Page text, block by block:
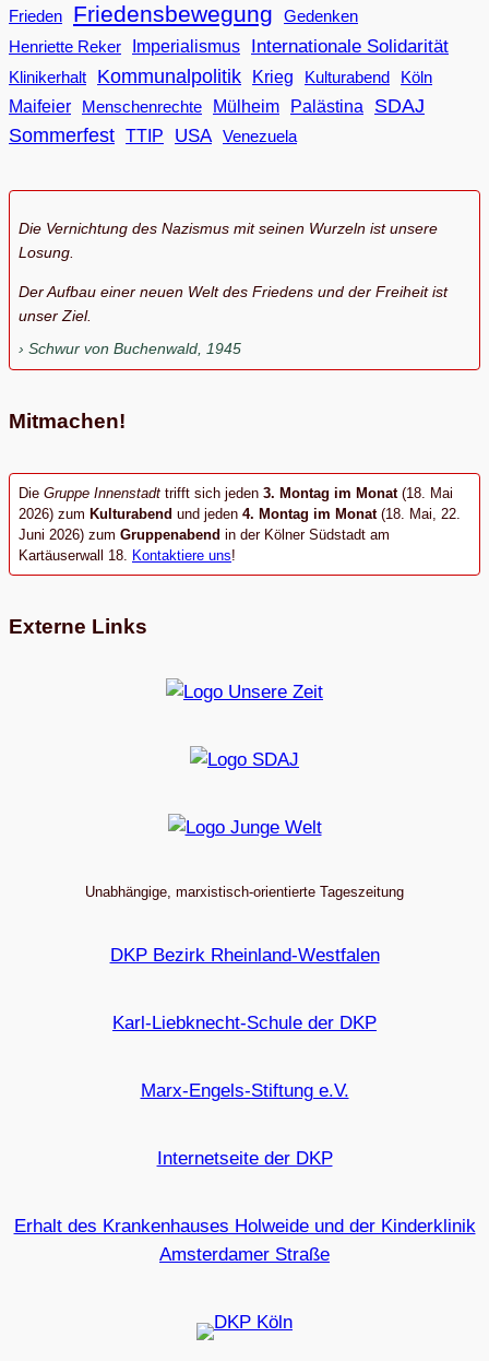
Frieden
Friedensbewegung
Gedenken
Henriette Reker
Imperialismus Internationale Solidarität
Klinikerhalt Kommunalpolitik Krieg Kulturabend
Köln
Maifeier
Menschenrechte Mülheim Palästina
SDAJ
Sommerfest TTIP USA Venezuela
Die Vernichtung des Nazismus mit seinen Wurzeln ist unsere
Losung.
Der Aufbau einer neuen Welt des Friedens und der Freiheit ist
unser Ziel.
Schwur von Buchenwald, 1945
Mitmachen!
Die Gruppe Innenstadt trifft sich jeden 3. Montag im Monat (18. Mai
2026) zum Kulturabend und jeden 4. Montag im Monat(18. Mai, 22.
Juni 2026) zum Gruppenabend in der Kölner Südstadt am
Kartäuserwall 18. Kontaktiere uns!
Externe Links
Unabhängige, marxistisch-orientierte Tageszeitung
DKP Bezirk Rheinland-Westfalen
Karl-Liebknecht-Schule der DKP
Marx-Engels-Stiftung e.V.
Internetseite der DKP
Erhalt des Krankenhauses Holweide und der Kinderklinik
Amsterdamer Straße